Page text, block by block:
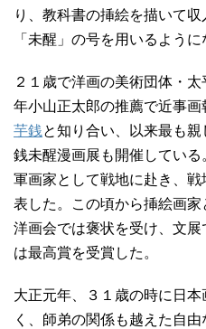
り、教科書の挿絵を描いて
「未醒」の号を用いるように
２１歳で洋画の美術団体・
年小山正太郎の推薦で近事
芋銭と知り合い、以来最も
銭未醒漫画展も開催してい
軍画家として戦地に赴き、
表した。この頃から挿絵画
洋画会では褒状を受け、文
は最高賞を受賞した。
大正元年、３１歳の時に日
く、師弟の関係も越えた自